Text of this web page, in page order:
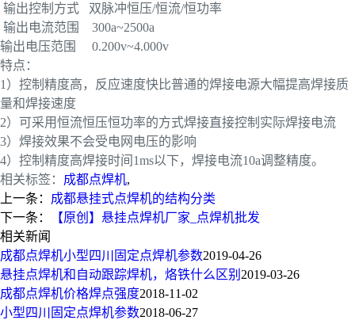
输出控制方式 双脉冲恒压/恒流/恒功率
输出电流范围 300a~2500a
输出电压范围 0.200v~4.000v
特点：
1）控制精度高，反应速度快比普通的焊接电源大幅提高焊接质
量和焊接速度
2）可采用恒流恒压恒功率的方式焊接直接控制实际焊接电流
3）焊接效果不会受电网电压的影响
4）控制精度高焊接时间1ms以下，焊接电流10a调整精度。
相关标签： 成都点焊机,
上一条： 成都悬挂式点焊机的结构分类
下一条：
【原创】悬挂点焊机厂家_点焊机批发
相关新闻
成都点焊机小型四川固定点焊机参数2019-04-26
悬挂点焊机和自动跟踪焊机，烙铁什么区别 2019-03-26
成都点焊机价格焊点强度2018-11-02
小型四川固定点焊机参数2018-06-27